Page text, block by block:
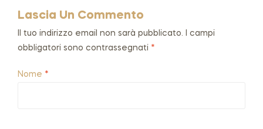
Lascia Un Commento
Il tuo indirizzo email non sarà pubblicato.
I campi
obbligatori sono contrassegnati *
Nome *